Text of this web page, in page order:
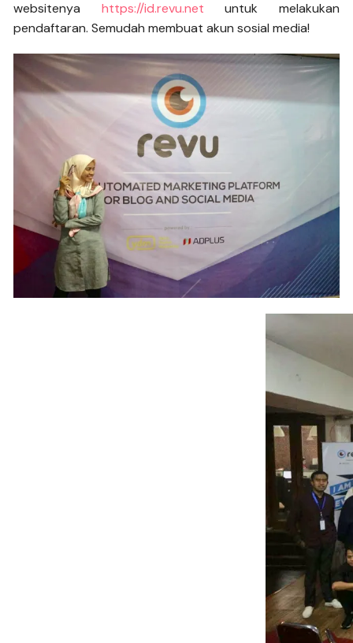
websitenya https://id.revu.net untuk melakukan
pendaftaran. Semudah membuat akun sosial media!